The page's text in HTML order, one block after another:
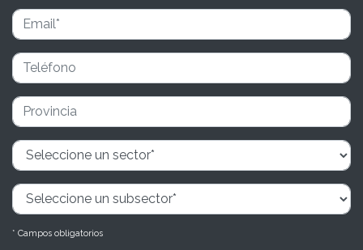
* Campos obligatorios